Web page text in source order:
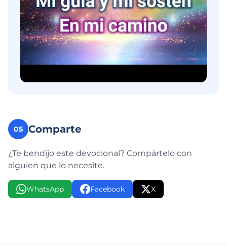
05 Comparte
¿Te bendijo este devocional? Compártelo con
alguien que lo necesite.
WhatsApp Facebook X